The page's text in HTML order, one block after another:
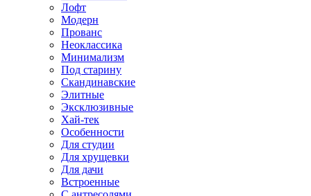
Лофт
Модерн
Прованс
Неоклассика
Минимализм
Под старину
Скандинавские
Элитные
Эксклюзивные
Хай-тек
Особенности
Для студии
Для хрущевки
Для дачи
Встроенные